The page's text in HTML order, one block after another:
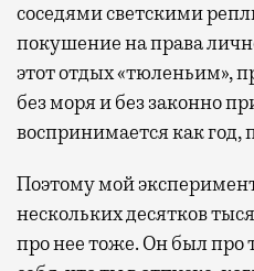
соседями светскими
покушение на права
этот отдых «тюленьим»,
без моря и без законно
воспринимается как
Поэтому мой
нескольких десятков
про нее тоже. Он был про